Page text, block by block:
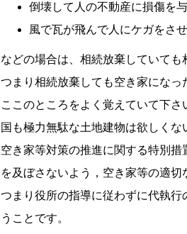
倒壊して人の不動産に損傷を
風で瓦が飛んで人にケガをさ
などの場合は、相続放棄していても
つまり相続放棄しても空き家になっ
ここのところをよく覚えていて下さ
国も極力無駄な土地建物は欲しくな
空き家等対策の推進に関する特別
を及ぼさないよう，空き家等の適切
つまり役所の指導に従わずに代執
うことです。